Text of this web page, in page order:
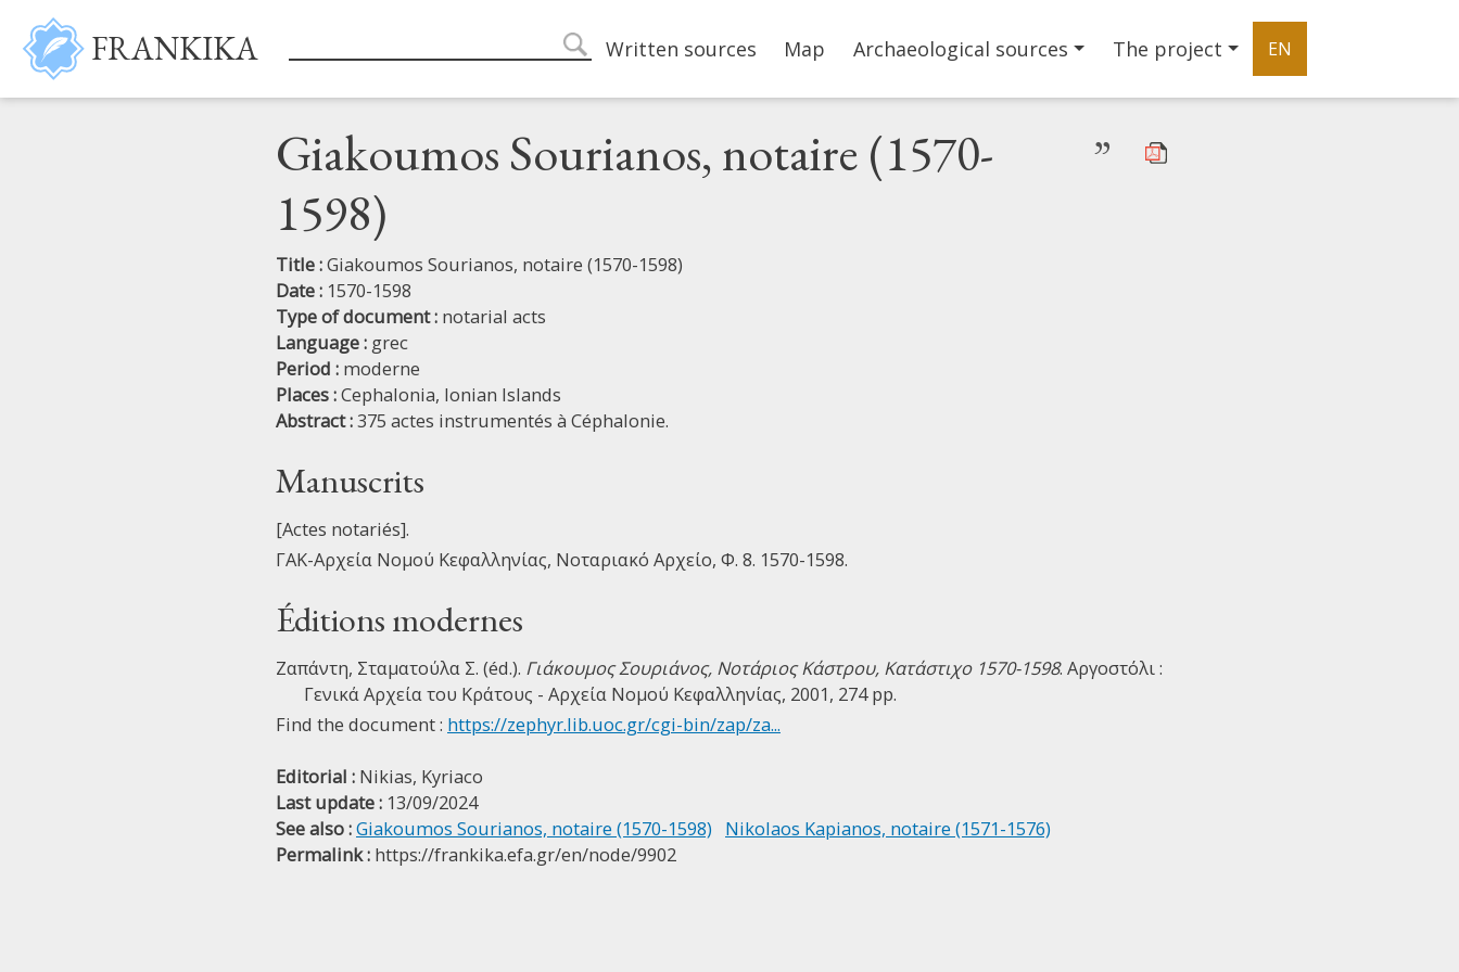
Skip to main content
FRANKIKA search
Main navigation
Written sources Map Archaeological sources The project EN
Giakoumos Sourianos, notaire (1570-
1598)
”
Title :Giakoumos Sourianos, notaire (1570-1598)
Date : 1570-1598
Type of document : notarial acts
Language : grec
Period : moderne
Places :Cephalonia, Ionian Islands
Abstract :375 actes instrumentés à Céphalonie.
Manuscrits
[Actes notariés].
ΓΑΚ-Αρχεία Νομού Κεφαλληνίας, Νοταριακό Αρχείο, Φ. 8. 1570-1598.
Éditions modernes
Ζαπάντη, Σταματούλα Σ. (éd.). Γιάκουμος Σουριάνος, Nοτάριος Kάστρου, Kατάστιχο 1570-1598. Αργοστόλι :
Γενικά Αρχεία του Κράτους - Αρχεία Νομού Κεφαλληνίας, 2001, 274 pp.
Find the document : https://zephyr.lib.uoc.gr/cgi-bin/zap/za...
Editorial : Nikias, Kyriaco
Last update : 13/09/2024
See also :Giakoumos Sourianos, notaire (1570-1598)
Nikolaos Kapianos, notaire (1571-1576)
Permalink : https://frankika.efa.gr/en/node/9902